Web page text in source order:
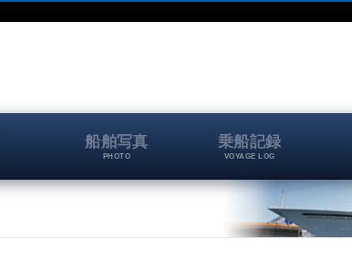
船舶写真
PHOTO
乗船記録
VOYAGE LOG